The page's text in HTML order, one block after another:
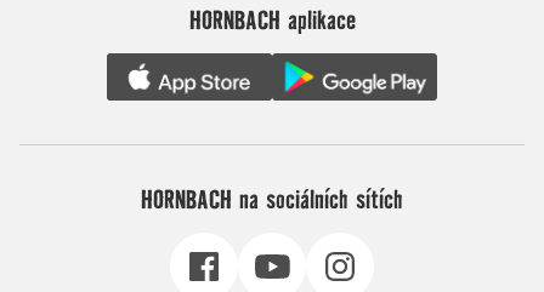
HORNBACH aplikace
HORNBACH na sociálních sítích